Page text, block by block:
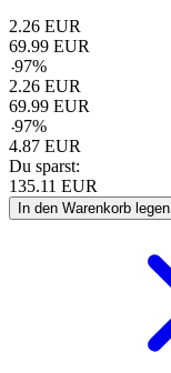
2.26 EUR
69.99 EUR
-97%
2.26 EUR
69.99 EUR
-97%
4.87 EUR
Du sparst:
135.11 EUR
In den Warenkorb legen